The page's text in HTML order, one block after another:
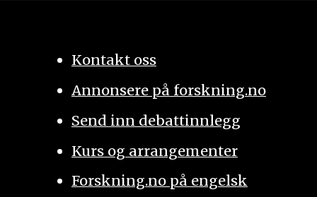
Kontakt oss
Annonsere på forskning.no
Send inn debattinnlegg
Kurs og arrangementer
Forskning.no på engelsk